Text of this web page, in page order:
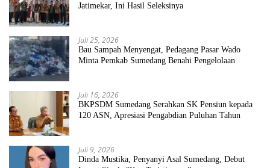
Jatimekar, Ini Hasil Seleksinya
Juli 25, 2026
Bau Sampah Menyengat, Pedagang Pasar Wado
Minta Pemkab Sumedang Benahi Pengelolaan
Juli 16, 2026
BKPSDM Sumedang Serahkan SK Pensiun kepada
120 ASN, Apresiasi Pengabdian Puluhan Tahun
Juli 9, 2026
Dinda Mustika, Penyanyi Asal Sumedang, Debut